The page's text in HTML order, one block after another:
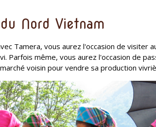
Nord Vietnam
Tamera, vous aurez l'occasion de visiter
Parfois même, vous aurez l'occasion de
voisin pour vendre sa production